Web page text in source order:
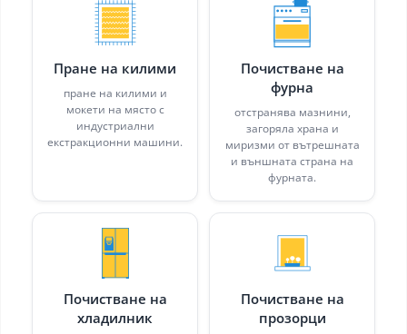
Пране на килими
пране на килими и
мокети на място с
индустриални
екстракционни машини.
Почистване на
фурна
отстранява мазнини,
загоряла храна и
миризми от вътрешната
и външната страна на
фурната.
Почистване на
хладилник
Почистване на
прозорци